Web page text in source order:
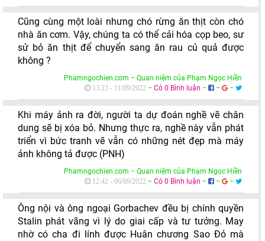
Cũng cùng một loài nhưng chó rừng ăn thịt còn chó
nhà ăn cơm. Vậy, chúng ta có thể cải hóa cọp beo, sư
sử bỏ ăn thịt để chuyển sang ăn rau củ quả được
không ?
Phamngochien.com − Quan niệm của Phạm Ngọc Hiền
13:23 - 11/09/2022 − Có 0 Bình luận − − −
Khi máy ảnh ra đời, người ta dự đoán nghề vẽ chân
dung sẽ bị xóa bỏ. Nhưng thực ra, nghề này vẫn phát
triển vì bức tranh vẽ vẫn có những nét đẹp mà máy
ảnh không tả được (PNH)
Phamngochien.com − Quan niệm của Phạm Ngọc Hiền
12:42 - 06/09/2022 − Có 0 Bình luận − − −
Ông nội và ông ngoại Gorbachev đều bị chính quyền
Stalin phát vãng vì lý do giai cấp và tư tưởng. May
nhờ có cha đi lính được Huân chương Sao Đỏ mà